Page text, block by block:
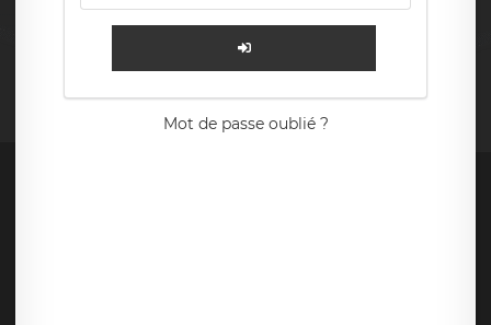
Mot de passe oublié ?